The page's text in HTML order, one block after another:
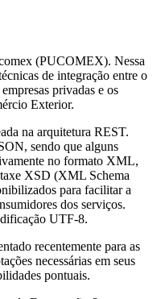
(PUCOMEX). Nessa
de integração entre o
privadas e os
Exterior.
na arquitetura REST.
sendo que alguns
no formato XML,
XSD (XML Schema
para facilitar a
dos serviços.
UTF-8.
recentemente para as
necessárias em seus
pontuais.